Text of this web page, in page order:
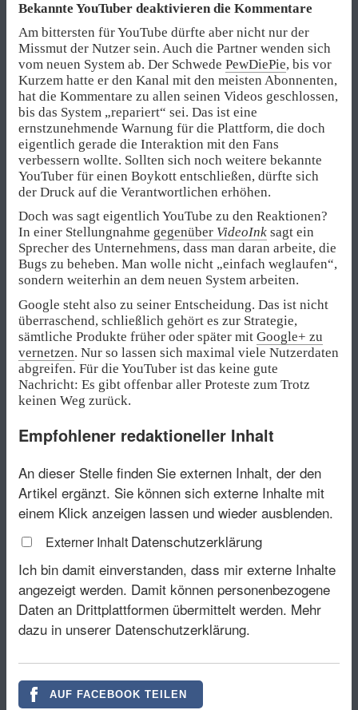
Bekannte YouTuber deaktivieren die Kommentare
Am bittersten für YouTube dürfte aber nicht nur der
Missmut der Nutzer sein. Auch die Partner wenden sich
vom neuen System ab. Der Schwede PewDiePie, bis vor
Kurzem hatte er den Kanal mit den meisten Abonnenten,
hat die Kommentare zu allen seinen Videos geschlossen,
bis das System „repariert“ sei. Das ist eine
ernstzunehmende Warnung für die Plattform, die doch
eigentlich gerade die Interaktion mit den Fans
verbessern wollte. Sollten sich noch weitere bekannte
YouTuber für einen Boykott entschließen, dürfte sich
der Druck auf die Verantwortlichen erhöhen.
Doch was sagt eigentlich YouTube zu den Reaktionen?
In einer Stellungnahme gegenüber VideoInk sagt ein
Sprecher des Unternehmens, dass man daran arbeite, die
Bugs zu beheben. Man wolle nicht „einfach weglaufen“,
sondern weiterhin an dem neuen System arbeiten.
Google steht also zu seiner Entscheidung. Das ist nicht
überraschend, schließlich gehört es zur Strategie,
sämtliche Produkte früher oder später mit Google+ zu
vernetzen. Nur so lassen sich maximal viele Nutzerdaten
abgreifen. Für die YouTuber ist das keine gute
Nachricht: Es gibt offenbar aller Proteste zum Trotz
keinen Weg zurück.
Empfohlener redaktioneller Inhalt
An dieser Stelle finden Sie externen Inhalt, der den
Artikel ergänzt. Sie können sich externe Inhalte mit
einem Klick anzeigen lassen und wieder ausblenden.
Externer Inhalt Datenschutzerklärung
Ich bin damit einverstanden, dass mir externe Inhalte
angezeigt werden. Damit können personenbezogene
Daten an Drittplattformen übermittelt werden. Mehr
dazu in unserer Datenschutzerklärung.
AUF FACEBOOK TEILEN